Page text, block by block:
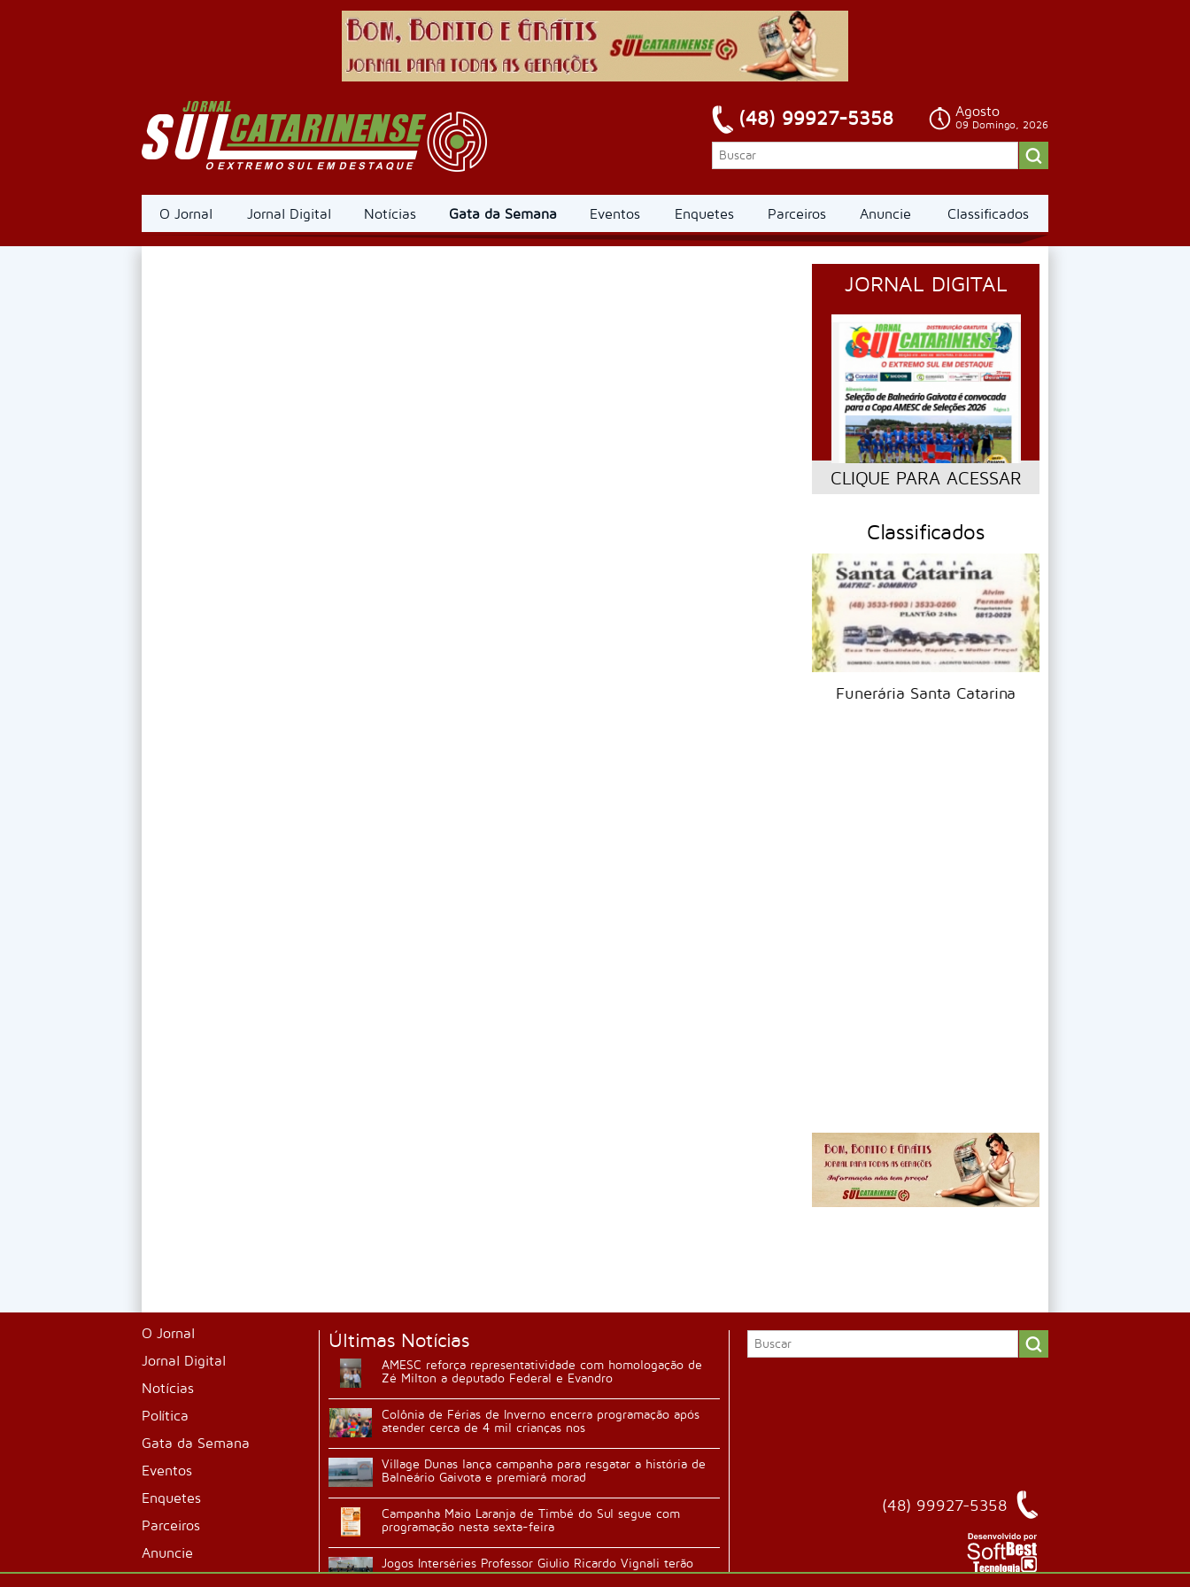
(48) 99927-5358 Agosto
09 Domingo, 2026
O Jornal Jornal Digital Notícias Gata da Semana Eventos Enquetes Parceiros Anuncie Classificados
JORNAL DIGITAL
CLIQUE PARA ACESSAR
Classificados
Funerária Santa Catarina
O Jornal
Jornal Digital
Notícias
Política
Gata da Semana
Eventos
Enquetes
Parceiros
Anuncie
Últimas Notícias
AMESC reforça representatividade com homologação de
Zé Milton a deputado Federal e Evandro
Colônia de Férias de Inverno encerra programação após
atender cerca de 4 mil crianças nos
Village Dunas lança campanha para resgatar a história de
Balneário Gaivota e premiará morad
Campanha Maio Laranja de Timbé do Sul segue com
programação nesta sexta-feira
Jogos Interséries Professor Giulio Ricardo Vignali terão
abertura durante festa da família n
(48) 99927-5358